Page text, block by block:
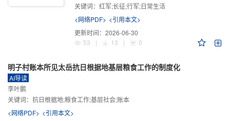
关键词： 红军;长征;行军;日常生活
<网络PDF> <引用本文>
更新时间： 2026-06-30
53
| 13 | 0
明子村账本所见太岳抗日根据地基层粮食工作的制度化
AI导读
李叶鹏
关键词： 抗日根据地;粮食工作;基层社会;账本
<网络PDF> <引用本文>